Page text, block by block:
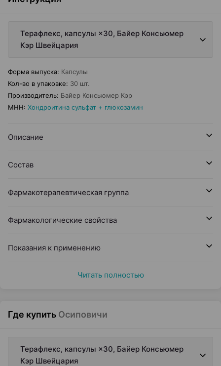
Терафлекс, капсулы ×30, Байер Консьюмер
Кэр Швейцария
Форма выпуска: Капсулы
Кол-во в упаковке: 30 шт.
Производитель: Байер Консьюмер Кэр
МНН: Хондроитина сульфат + глюкозамин
Описание
Состав
Фармакотерапевтическая группа
Фармакологические свойства
Показания к применению
Читать полностью
Где купить Осиповичи
Терафлекс, капсулы ×30, Байер Консьюмер
Кэр Швейцария